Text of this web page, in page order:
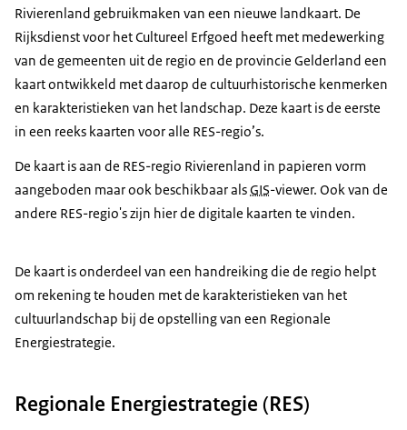
Rivierenland gebruikmaken van een nieuwe landkaart. De
Rijksdienst voor het Cultureel Erfgoed heeft met medewerking
van de gemeenten uit de regio en de provincie Gelderland een
kaart ontwikkeld met daarop de cultuurhistorische kenmerken
en karakteristieken van het landschap. Deze kaart is de eerste
in een reeks kaarten voor alle RES-regio’s.
De kaart is aan de RES-regio Rivierenland in papieren vorm
aangeboden maar ook beschikbaar alsGIS-viewer. Ook van de
andere RES-regio's zijn hier de digitale kaarten te vinden.
De kaart is onderdeel van een handreiking die de regio helpt
om rekening te houden met de karakteristieken van het
cultuurlandschap bij de opstelling van een Regionale
Energiestrategie.
Regionale Energiestrategie (RES)